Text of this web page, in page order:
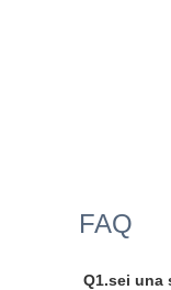
FAQ
Q1.sei una